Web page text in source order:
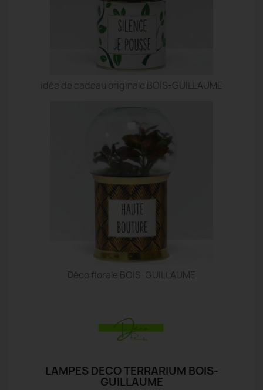
idée de cadeau originale BOIS-GUILLAUME
Déco florale BOIS-GUILLAUME
LAMPES DECO TERRARIUM BOIS-
GUILLAUME